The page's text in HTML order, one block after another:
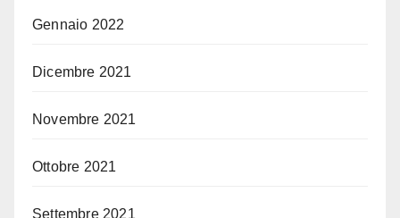
Gennaio 2022
Dicembre 2021
Novembre 2021
Ottobre 2021
Settembre 2021